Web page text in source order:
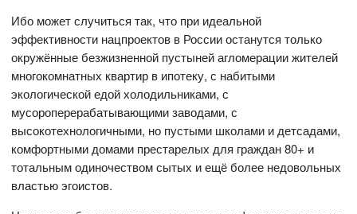
Ибо может случиться так, что при идеальной
эффективности нацпроектов в России останутся только
окружённые безжизненной пустыней агломерации жителей
многокомнатных квартир в ипотеку, с набитыми
экологической едой холодильниками, с
мусороперерабатывающими заводами, с
высокотехнологичными, но пустыми школами и детсадами,
комфортными домами престарелых для граждан 80+ и
тотальным одиночеством сытых и ещё более недовольных
властью эгоистов.